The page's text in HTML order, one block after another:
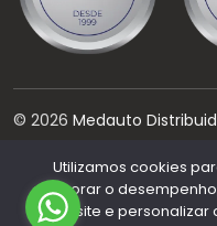
© 2026 Medauto
Utilizamos cookies
melhorar o
nosso site e